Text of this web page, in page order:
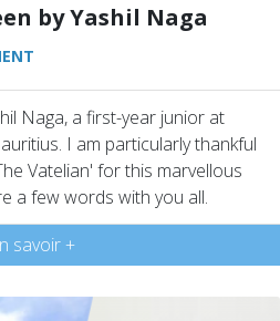
by Yashil Naga
Naga, a first-year junior at
I am particularly thankful
Vatelian' for this marvellous
a few words with you all.
savoir +